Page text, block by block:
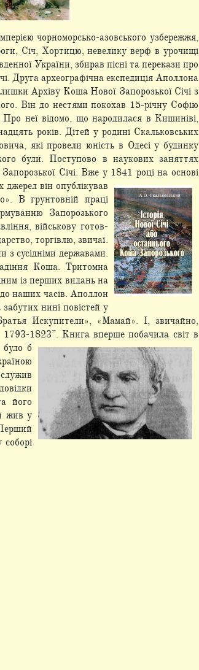
чорноморсько-азовського узбережжя,
Січ, Хортицю, невелику верф в урочищі
України, збирав пісні та перекази про
Друга археографічна експедиція Аполлона
Архіву Коша Нової Запорозької Січі з
Він до нестями покохав 15-річну Софію
неї відомо, що народилася в Кишиніві,
років. Дітей у родині Скальковських
які провели юність в Одесі у будинку
були. Поступово в наукових заняттях
Січі. Вже у 1841 році на основі
він опублікував
В грунтовній праці
Запорозького
військову готов-
торгівлю, звичаї.
з сусідніми державами.
Коша. Тритомна
із перших видань на
наших часів. Аполлон
нині повістей у
Искупители», «Мамай». І, звичайно,
1793-1823”. Книга вперше побачила світ в
було б
його
жив у